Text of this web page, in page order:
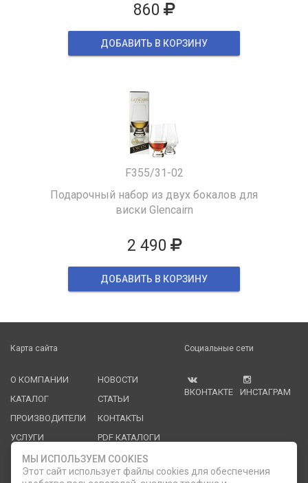
860
ДОБАВИТЬ В КОРЗИНУ
F355/31-02
Подарочный набор из двух бокалов для
виски Glencairn
2 490
ДОБАВИТЬ В КОРЗИНУ
Карта сайта
О КОМПАНИИ
КАТАЛОГ
ПРОИЗВОДИТЕЛИ
УСЛУГИ
НОВОСТИ
СТАТЬИ
КОНТАКТЫ
PDF КАТАЛОГИ
ОПЛАТА И
ДОСТАВКА
Социальные сети
ВКОНТАКТЕ ИНСТАГРАМ
МЫ ИСПОЛЬЗУЕМ COOKIES
Этот сайт использует файлы cookies для обеспечения